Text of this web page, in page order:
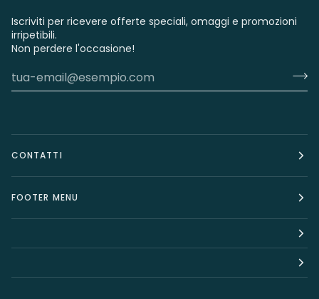
Iscriviti per ricevere offerte speciali, omaggi e promozioni
irripetibili.
Non perdere l'occasione!
CONTATTI
FOOTER MENU